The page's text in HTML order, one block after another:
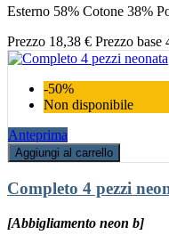
Esterno 58% Cotone 38%
Prezzo 18,38 € Prezzo base
-50%
Non disponibile
Anteprima
Aggiungi al carrello
Completo 4 pezzi
[Abbigliamento neon b]